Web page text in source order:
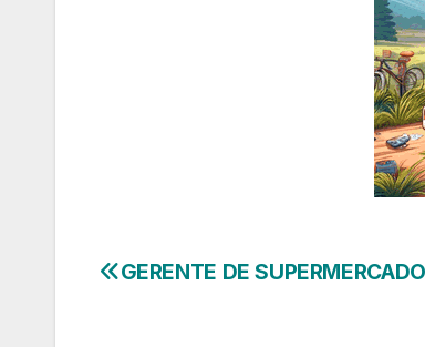
Navegação
GERENTE DE SUPERMERCADO